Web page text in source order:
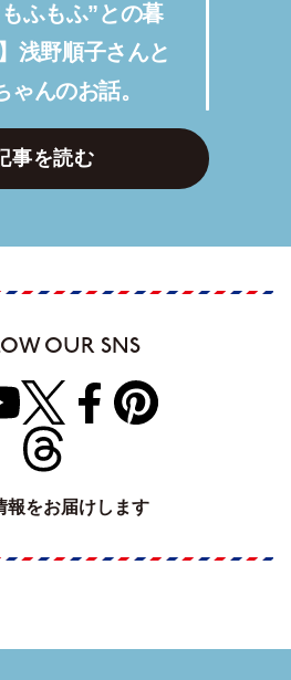
もふもふ”との暮
浅野順子さんと
ゃんのお話。
事を読む
OUR SNS
報をお届けします